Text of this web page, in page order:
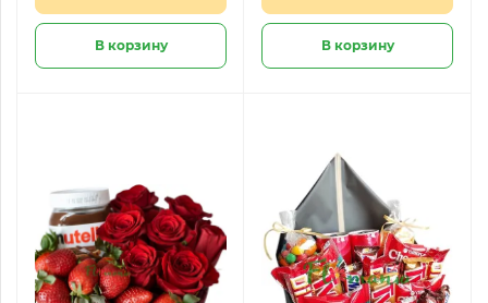
В корзину В корзину